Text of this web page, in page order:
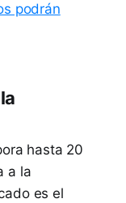
podrán
hasta 20
a la
es el